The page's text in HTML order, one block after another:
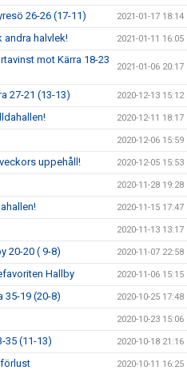
26-26 (17-11) 2021-01-17 18:14
andra halvlek! 2021-01-11 16:05
mot Kärra 18-23
2021-01-06 20:17
27-21 (13-13) 2020-12-13 15:12
2020-12-11 18:17
2020-12-06 15:59
uppehåll! 2020-12-05 15:53
2020-11-28 19:28
2020-11-15 17:47
2020-11-13 13:17
20-20 ( 9-8) 2020-11-07 22:58
Hallby 2020-11-06 15:15
35-19 (20-8) 2020-10-25 17:48
2020-10-23 15:06
35 (11-13) 2020-10-18 21:16
2020-10-11 16:25